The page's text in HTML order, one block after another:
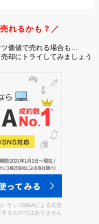
れるかも？／
価値で売れる場合も…
却にトライしてみましょう
ラッコM&Aによる広告
るものではありません